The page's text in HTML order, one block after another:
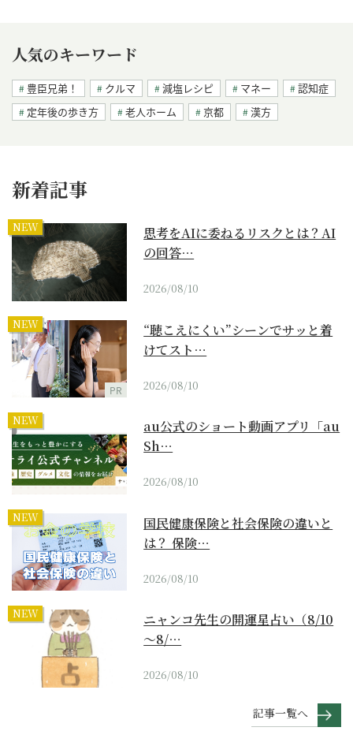
人気のキーワード
豊臣兄弟！ クルマ 減塩レシピ マネー
認知症
定年後の歩き方
老人ホーム 京都 漢方
新着記事
NEW
思考をAIに委ねるリスクとは？AI
の回答…
2026/08/10
NEW
PR
“聴こえにくい”シーンでサッと着
けてスト…
2026/08/10
NEW
au公式のショート動画アプリ「au
Sh…
2026/08/10
NEW
国民健康保険と社会保険の違いと
は？ 保険…
2026/08/10
NEW
ニャンコ先生の開運星占い（8/10
～8/…
2026/08/10
記事一覧へ